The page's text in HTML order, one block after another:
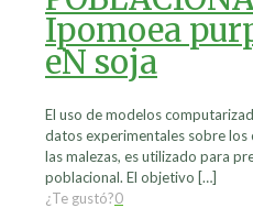
Ipomoea
eN soja
El uso de modelos
datos experimentales sobre los
las malezas, es utilizado para
poblacional. El objetivo […]
¿Te gustó?0